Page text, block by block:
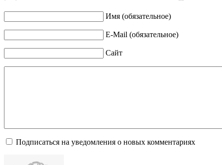
Имя (обязательное)
E-Mail (обязательное)
Сайт
Подписаться на уведомления о новых комментариях